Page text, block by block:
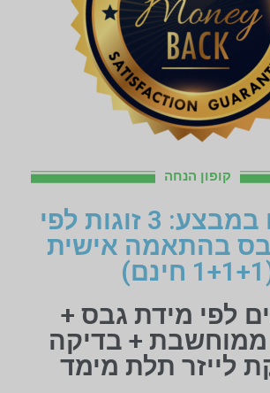
קופון הנחה
מדרסים במבצע: 3 זוגות לפי
בהתאמה אישית
לפי מידת גבס +
+ בדיקה
לייזר תלת מימד